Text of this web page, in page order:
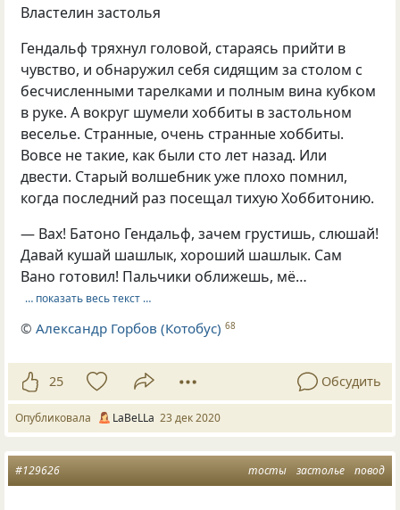
Властелин застолья
Гендальф тряхнул головой, стараясь прийти в
чувство, и обнаружил себя сидящим за столом с
бесчисленными тарелками и полным вина кубком
в руке. А вокруг шумели хоббиты в застольном
веселье. Странные, очень странные хоббиты.
Вовсе не такие, как были сто лет назад. Или
двести. Старый волшебник уже плохо помнил,
когда последний раз посещал тихую Хоббитонию.
— Вах! Батоно Гендальф, зачем грустишь, слюшай!
Давай кушай шашлык, хороший шашлык. Сам
Вано готовил! Пальчики оближешь, мё…
… показать весь текст …
©Александр Горбов (Котобус) 68
25 Обсудить
Опубликовала LaBeLLa 23 дек 2020
тосты застолье повод
#129626